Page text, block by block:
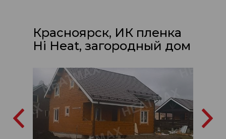
Красноярск, ИК пленка
Hi Heat, загородный дом